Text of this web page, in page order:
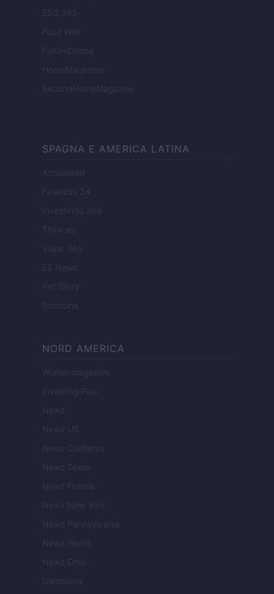
ESG 365
Food Wiki
FuturoDonna
HomeMagazine
SecondHomeMagazine
SPAGNA E AMERICA LATINA
Actualidad
Finanzas 24
Investindo 365
Think.es
Viajar 365
ES Newz
Pet Story
Encocina
NORD AMERICA
Womanmagazine
Investing Plus
Newz
Newz US
Newz California
Newz Texas
Newz Florida
Newz New York
Newz Pennsylvania
Newz Illinois
Newz Ohio
Gameland